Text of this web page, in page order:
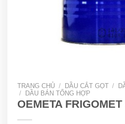
TRANG CHỦ / DẦU CẮT GỌT /
/
DẦU BÁN TỔNG HỢP
OEMETA FRIGOMET